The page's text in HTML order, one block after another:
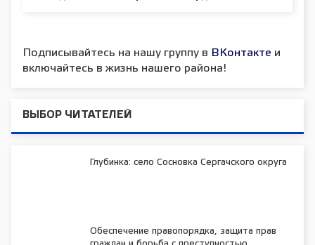
Подписывайтесь на нашу группу в ВКонтакте и
включайтесь в жизнь нашего района!
ВЫБОР ЧИТАТЕЛЕЙ
Глубинка: село Сосновка Сергачского округа
Обеспечение правопорядка, защита прав